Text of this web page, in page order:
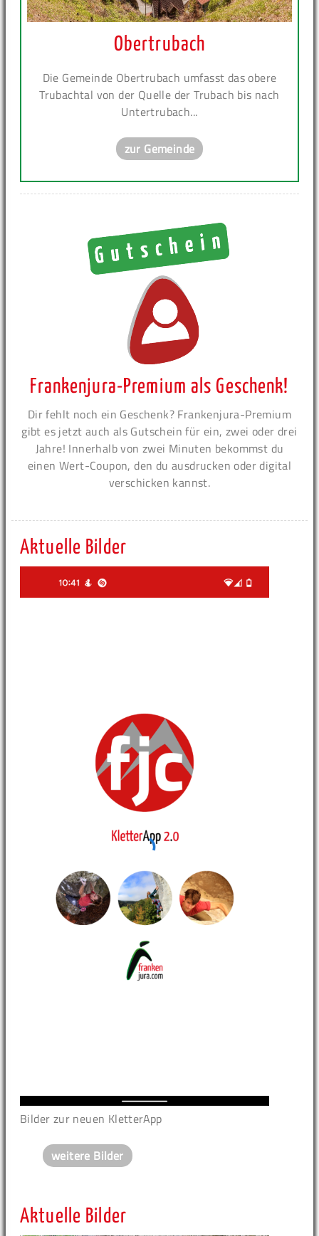
Obertrubach
Die Gemeinde Obertrubach umfasst das obere
Trubachtal von der Quelle der Trubach bis nach
Untertrubach...
zur Gemeinde
Frankenjura-Premium als Geschenk!
Dir fehlt noch ein Geschenk? Frankenjura-Premium
gibt es jetzt auch als Gutschein für ein, zwei oder drei
Jahre! Innerhalb von zwei Minuten bekommst du
einen Wert-Coupon, den du ausdrucken oder digital
verschicken kannst.
Aktuelle Bilder
Bilder zur neuen KletterApp
weitere Bilder
Aktuelle Bilder